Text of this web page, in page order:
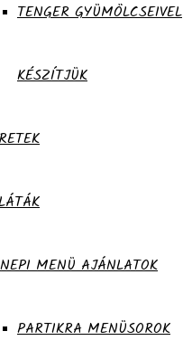
TENGER GYÜMÖLCSEIVEL
KÉSZÍTJÜK
MENÜ AJÁNLATOK
PARTIKRA MENÜSOROK